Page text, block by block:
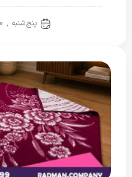
پنج‌شنبه , 30 جولای 2026